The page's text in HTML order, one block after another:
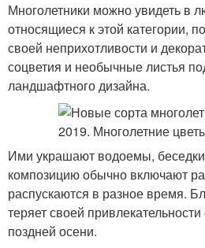
Многолетники можно увидеть в
относящиеся к этой категории,
своей неприхотливости и
соцветия и необычные листья
ландшафтного дизайна.
Ими украшают водоемы,
композицию обычно включают
распускаются в разное время.
теряет своей
поздней осени.